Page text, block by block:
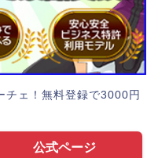
チェ！無料登録で3000円
公式ページ